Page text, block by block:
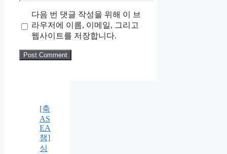
다음 번 댓글 작성을 위해 이 브
라우저에 이름, 이메일, 그리고
웹사이트를 저장합니다.
[축
AS
EA
챔]
싱